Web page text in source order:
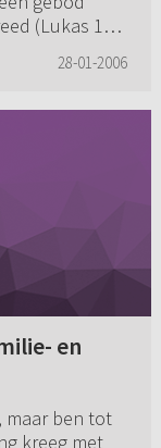
(Lukas 18,
28-01-2006
en
maar ben tot
kreeg met